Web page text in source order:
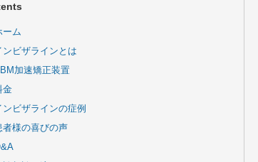
ーム
ンビザラインとは
加速矯正装置
金
ンビザラインの症例
者様の喜びの声